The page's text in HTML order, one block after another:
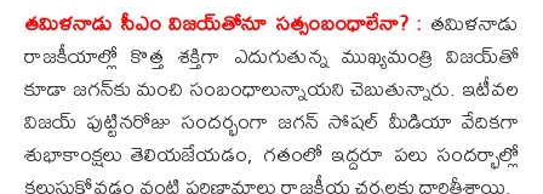
తమిళనాడు సీఎం విజయ్‌తోనూ సత్సంబంధాలేనా? : తమిళనాడు
రాజకీయాల్లో కొత్త శక్తిగా ఎదుగుతున్న ముఖ్యమంత్రి విజయ్‌తో
కూడా జగన్‌కు మంచి సంబంధాలున్నాయని చెబుతున్నారు. ఇటీవల
విజయ్ పుట్టినరోజు సందర్భంగా జగన్ సోషల్ మీడియా వేదికగా
శుభాకాంక్షలు తెలియజేయడం, గతంలో ఇద్దరూ పలు సందర్భాల్లో
కలుసుకోవడం వంటి పరిణామాలు రాజకీయ చర్చలకు దారితీశాయి.